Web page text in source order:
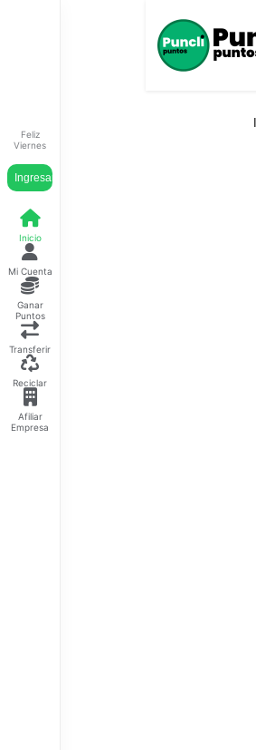
Feliz
Viernes
Ingresar
Inicio
Mi Cuenta
Ganar
Puntos
Transferir
Reciclar
Afiliar
Empresa